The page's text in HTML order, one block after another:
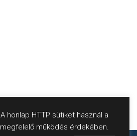
A honlap HTTP sütiket használ a
megfelelő működés érdekében.